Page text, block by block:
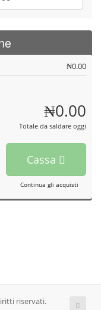
₦0.00
₦0.00
Totale da saldare oggi
Cassa
Continua gli acquisti
riservati.